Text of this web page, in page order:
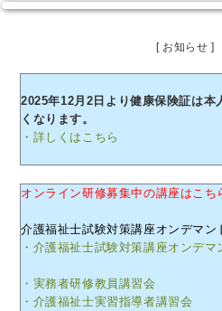
[ お知ら
2025年12月2日より健康保険証は本
くなります。
・詳しくはこちら
オンライン研修募集中の講座はこち
介護福祉士試験対策講座オンデマン
・介護福祉士試験対策講座オンデマ
・実務者研修教員講習会
・介護福祉士実習指導者講習会